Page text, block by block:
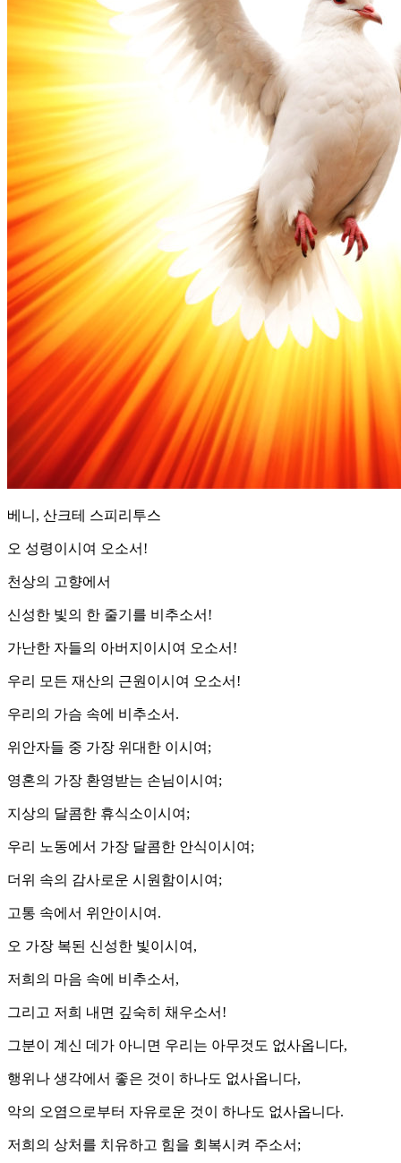
베니, 산크테 스피리투스
오 성령이시여 오소서!
천상의 고향에서
신성한 빛의 한 줄기를 비추소서!
가난한 자들의 아버지이시여 오소서!
우리 모든 재산의 근원이시여 오소서!
우리의 가슴 속에 비추소서.
위안자들 중 가장 위대한 이시여;
영혼의 가장 환영받는 손님이시여;
지상의 달콤한 휴식소이시여;
우리 노동에서 가장 달콤한 안식이시여;
더위 속의 감사로운 시원함이시여;
고통 속에서 위안이시여.
오 가장 복된 신성한 빛이시여,
저희의 마음 속에 비추소서,
그리고 저희 내면 깊숙히 채우소서!
그분이 계신 데가 아니면 우리는 아무것도 없사옵니다,
행위나 생각에서 좋은 것이 하나도 없사옵니다,
악의 오염으로부터 자유로운 것이 하나도 없사옵니다.
저희의 상처를 치유하고 힘을 회복시켜 주소서;